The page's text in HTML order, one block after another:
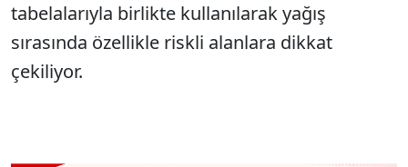
tabelalarıyla birlikte kullanılarak yağış
sırasında özellikle riskli alanlara dikkat
çekiliyor.